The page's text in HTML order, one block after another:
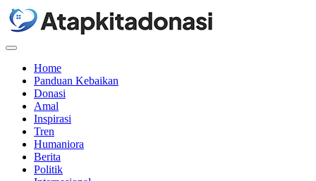
Menu
Home
Panduan Kebaikan
Donasi
Amal
Inspirasi
Tren
Humaniora
Berita
Politik